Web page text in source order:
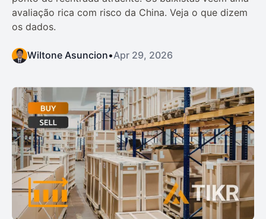
avaliação rica com risco da China. Veja o que dizem
os dados.
Wiltone Asuncion•Apr 29, 2026